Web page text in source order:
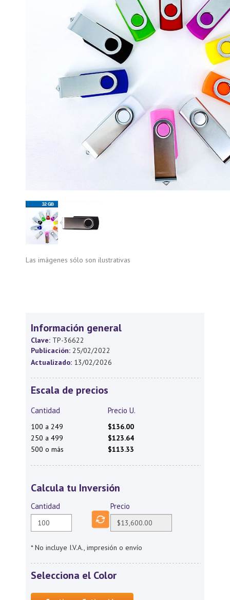
Las imágenes sólo son ilustrativas
Información general
Clave: TP-36622
Publicación: 25/02/2022
Actualizado: 13/02/2026
Escala de precios
Cantidad Precio U.
100 a 249
$136.00
250 a 499
$123.64
500 o más
$113.33
Calcula tu Inversión
Cantidad Precio
* No incluye I.V.A., impresión o envío
Selecciona el Color